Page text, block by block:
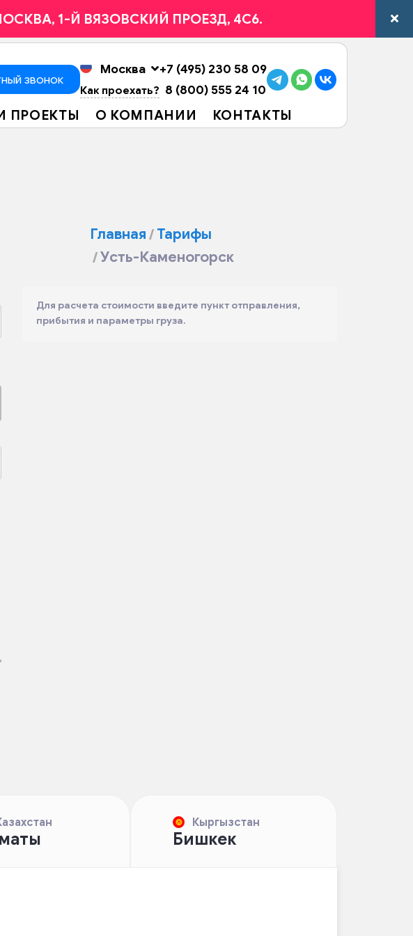
1-Й ВЯЗОВСКИЙ ПРОЕЗД, 4С6.
звонок
Москва
Как проехать?
+7 (495) 230 58 09
8 (800) 555 24 10
ПРОЕКТЫ О КОМПАНИИ КОНТАКТЫ
Главная
Тарифы
Усть-Каменогорск
Для расчета стоимости введите пункт отправления,
прибытия и параметры груза.
Кыргызстан
Бишкек